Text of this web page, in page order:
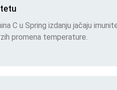
C u Spring izdanju jačaju
promena temperature.